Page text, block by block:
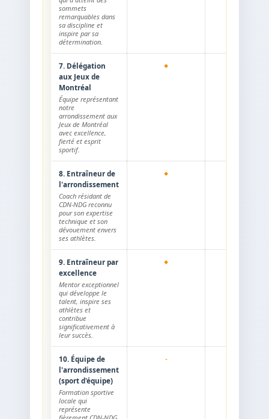
sommets
remarquables dans
sa discipline et
inspire par sa
détermination.
7. Délégation
aux Jeux de
Montréal
Équipe représentant
notre
arrondissement aux
Jeux de Montréal
avec excellence,
fierté et esprit
sportif.
8. Entraîneur de
l'arrondissement
Coach résidant de
CDN-NDG reconnu
pour son expertise
technique et son
dévouement envers
ses athlètes.
9. Entraîneur par
excellence
Mentor exceptionnel
qui développe le
talent, inspire ses
athlètes et
contribue
significativement à
leur succès.
10. Équipe de
l'arrondissement
(sport d'équipe)
Formation sportive
locale qui
représente
-